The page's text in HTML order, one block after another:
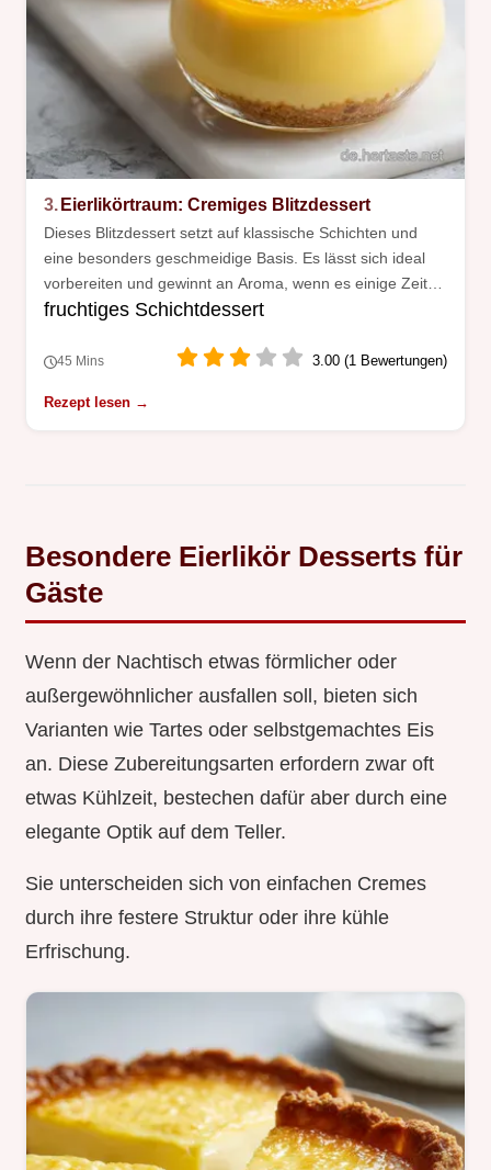
3. Eierlikörtraum: Cremiges Blitzdessert
Dieses Blitzdessert setzt auf klassische Schichten und
eine besonders geschmeidige Basis. Es lässt sich ideal
vorbereiten und gewinnt an Aroma, wenn es einige Zeit
durchzieht.
fruchtiges Schichtdessert
45 Mins 3.00 (1 Bewertungen)
Rezept lesen →
Besondere Eierlikör Desserts für
Gäste
Wenn der Nachtisch etwas förmlicher oder
außergewöhnlicher ausfallen soll, bieten sich
Varianten wie Tartes oder selbstgemachtes Eis
an. Diese Zubereitungsarten erfordern zwar oft
etwas Kühlzeit, bestechen dafür aber durch eine
elegante Optik auf dem Teller.
Sie unterscheiden sich von einfachen Cremes
durch ihre festere Struktur oder ihre kühle
Erfrischung.